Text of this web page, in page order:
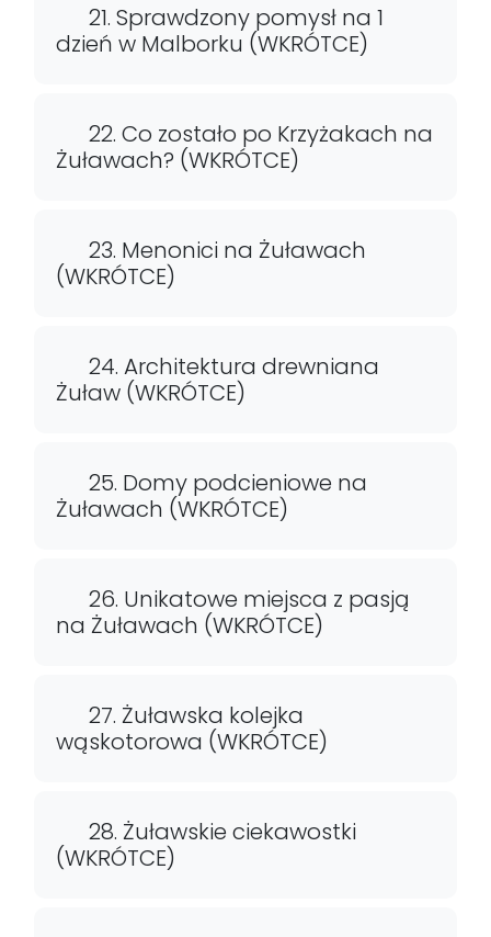
21. Sprawdzony pomysł na 1
dzień w Malborku (WKRÓTCE)
22. Co zostało po Krzyżakach na
Żuławach? (WKRÓTCE)
23. Menonici na Żuławach
(WKRÓTCE)
24. Architektura drewniana
Żuław (WKRÓTCE)
25. Domy podcieniowe na
Żuławach (WKRÓTCE)
26. Unikatowe miejsca z pasją
na Żuławach (WKRÓTCE)
27. Żuławska kolejka
wąskotorowa (WKRÓTCE)
28. Żuławskie ciekawostki
(WKRÓTCE)